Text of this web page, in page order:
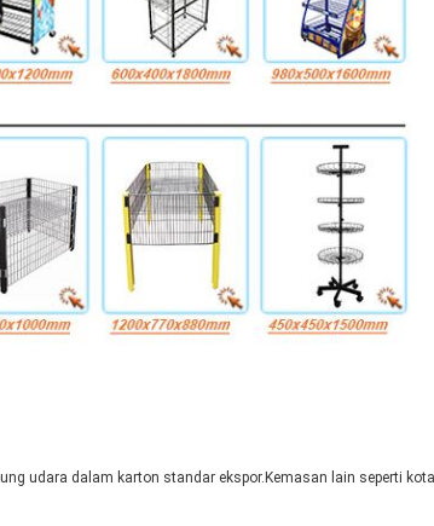
udara dalam karton standar ekspor.Kemasan lain seperti